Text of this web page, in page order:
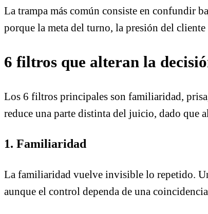
La trampa más común consiste en confundir
porque la meta del turno, la presión del
6 filtros que alteran la
Los 6 filtros principales son familiaridad,
reduce una parte distinta del juicio, dado que
1. Familiaridad
La familiaridad vuelve invisible lo repetido.
aunque el control dependa de una